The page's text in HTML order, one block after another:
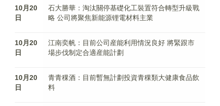
10月20
日
石大勝華：淘汰關停基礎化工裝置符合轉型升級戰
略 公司將聚焦新能源锂電材料主業
10月20
日
江南奕帆：目前公司産能利用情況良好 將緊跟市
場步伐制定合適産能計劃
10月20
日
青青稞酒：目前暫無計劃投資青稞類大健康食品飲
料